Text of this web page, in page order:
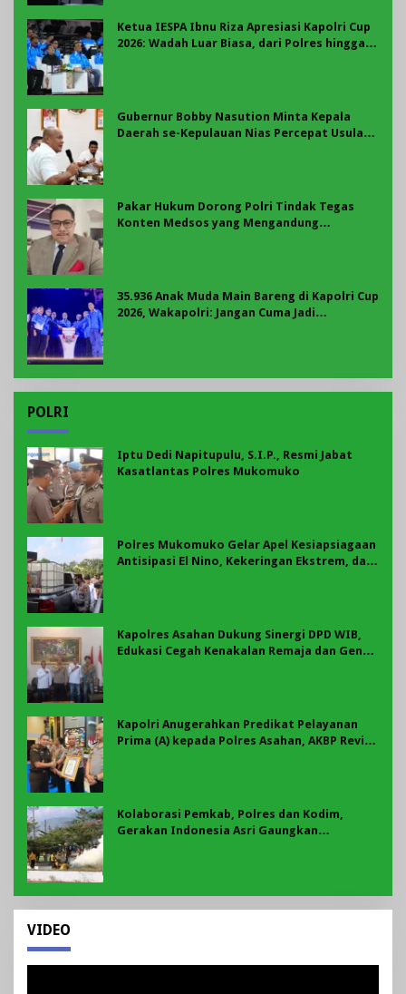
Ketua IESPA Ibnu Riza Apresiasi Kapolri Cup
2026: Wadah Luar Biasa, dari Polres hingga
Gubernur Bobby Nasution Minta Kepala
Daerah se-Kepulauan Nias Percepat Usulan
Pakar Hukum Dorong Polri Tindak Tegas
Konten Medsos yang Mengandung
35.936 Anak Muda Main Bareng di Kapolri Cup
2026, Wakapolri: Jangan Cuma Jadi
POLRI
Iptu Dedi Napitupulu, S.I.P., Resmi Jabat
Kasatlantas Polres Mukomuko
Polres Mukomuko Gelar Apel Kesiapsiagaan
Antisipasi El Nino, Kekeringan Ekstrem, dan
Kapolres Asahan Dukung Sinergi DPD WIB,
Edukasi Cegah Kenakalan Remaja dan Geng
Kapolri Anugerahkan Predikat Pelayanan
Prima (A) kepada Polres Asahan, AKBP Revi
Kolaborasi Pemkab, Polres dan Kodim,
Gerakan Indonesia Asri Gaungkan
VIDEO